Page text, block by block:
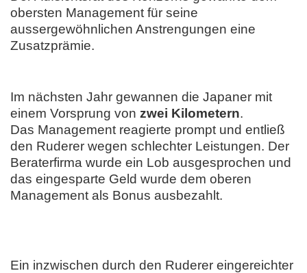
obersten Management für seine
aussergewöhnlichen Anstrengungen eine
Zusatzprämie.
Im nächsten Jahr gewannen die Japaner mit
einem Vorsprung von zwei Kilometern.
Das Management reagierte prompt und entließ
den Ruderer wegen schlechter Leistungen. Der
Beraterfirma wurde ein Lob ausgesprochen und
das eingesparte Geld wurde dem oberen
Management als Bonus ausbezahlt.
Ein inzwischen durch den Ruderer eingereichter